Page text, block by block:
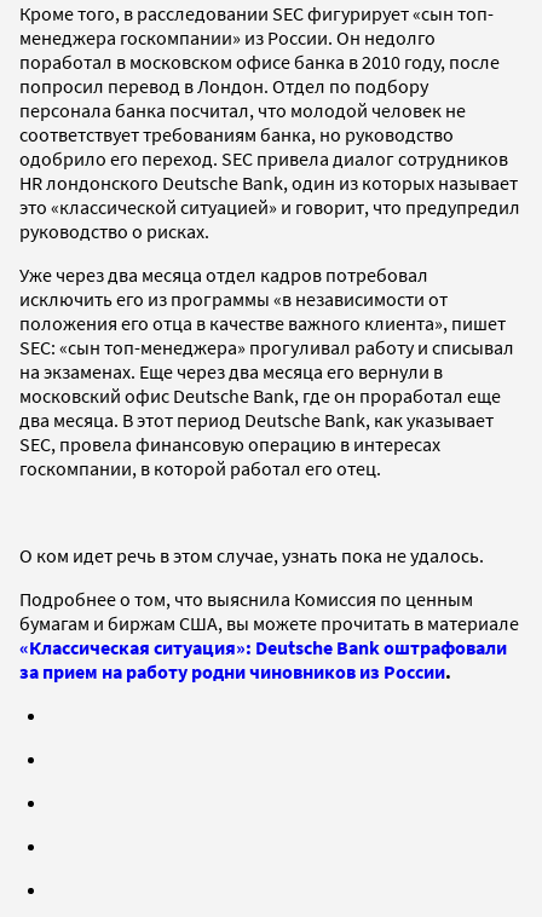
Кроме того, в расследовании SEC фигурирует «сын топ-
менеджера госкомпании» из России. Он недолго
поработал в московском офисе банка в 2010 году, после
попросил перевод в Лондон. Отдел по подбору
персонала банка посчитал, что молодой человек не
соответствует требованиям банка, но руководство
одобрило его переход. SEC привела диалог сотрудников
HR лондонского Deutsche Bank, один из которых называет
это «классической ситуацией» и говорит, что предупредил
руководство о рисках.
Уже через два месяца отдел кадров потребовал
исключить его из программы «в независимости от
положения его отца в качестве важного клиента», пишет
SEC: «сын топ-менеджера» прогуливал работу и списывал
на экзаменах. Еще через два месяца его вернули в
московский офис Deutsche Bank, где он проработал еще
два месяца. В этот период Deutsche Bank, как указывает
SEC, провела финансовую операцию в интересах
госкомпании, в которой работал его отец.
О ком идет речь в этом случае, узнать пока не удалось.
Подробнее о том, что выяснила Комиссия по ценным
бумагам и биржам США, вы можете прочитать в материале
«Классическая ситуация»: Deutsche Bank оштрафовали
за прием на работу родни чиновников из России.